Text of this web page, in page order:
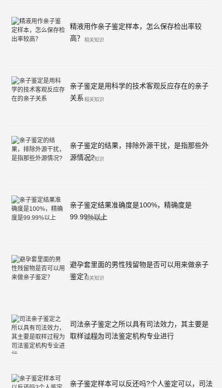
精液用作亲子鉴定样本，怎么保存检出率较
高？
相关知识
亲子鉴定是用科学的技术客观反应存在的亲子
关系 相关知识
亲子鉴定的结果，排除外源干扰，是指那些外
源情况?相关知识
亲子鉴定结果准确度是100%，精确度是
99.99%以上
相关知识
避孕套里面的男性残留物是否可以用来做亲子
鉴定？相关知识
司法亲子鉴定之所以具有司法效力，其主要是
取样过程为司法鉴定机构专业进行
相关知识
亲子鉴定样本可以反还吗?个人鉴定可以，司法